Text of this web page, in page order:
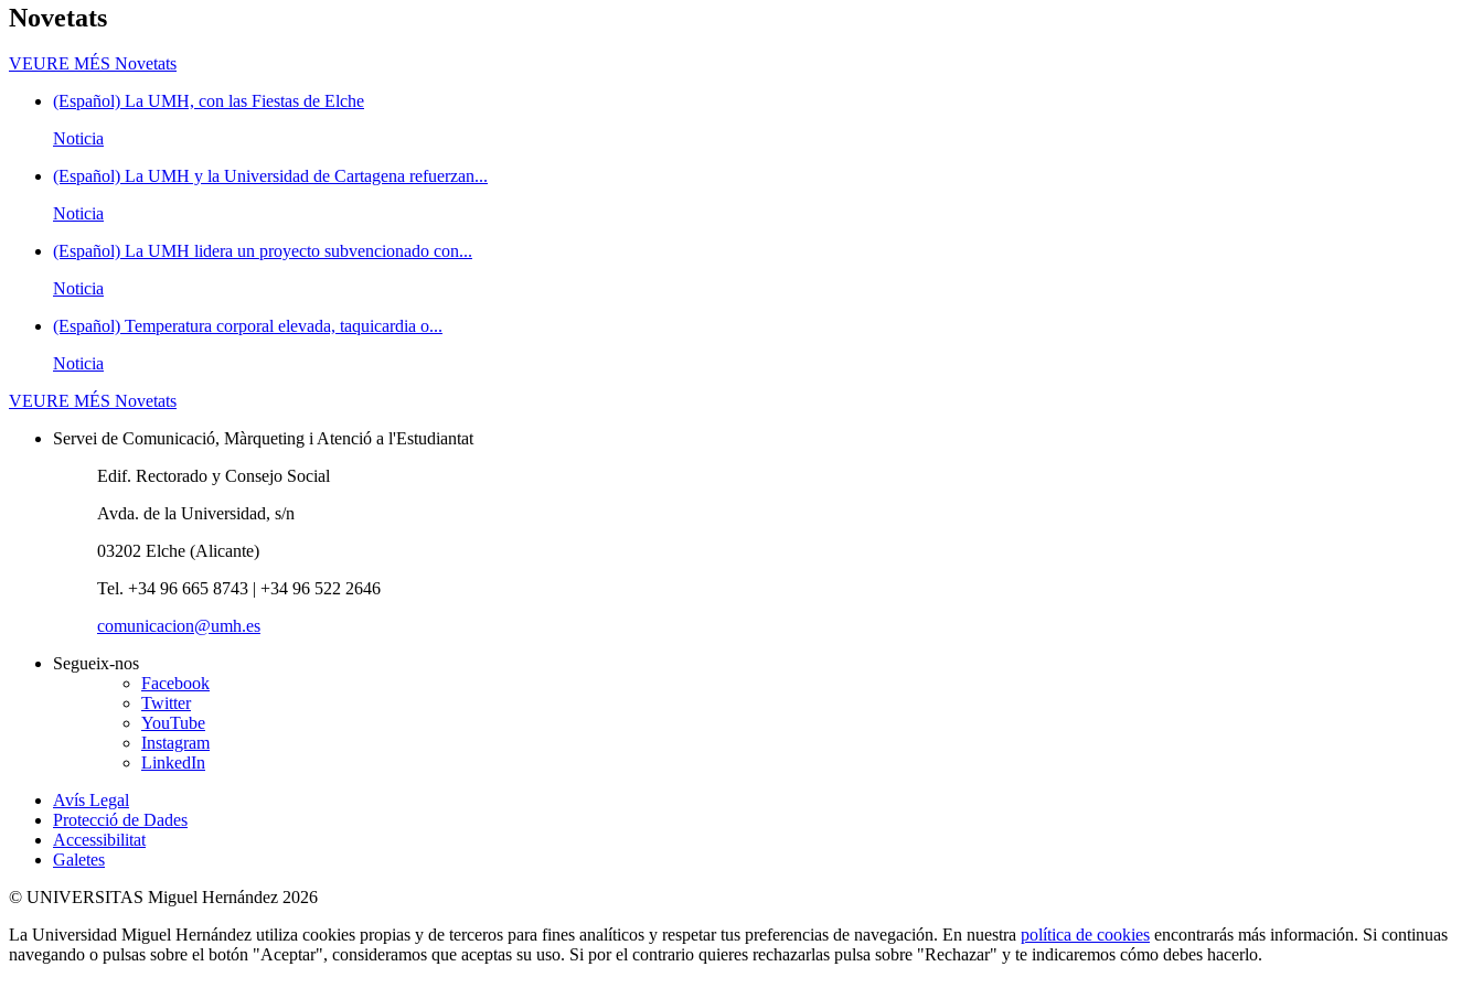
Novetats
VEURE MÉS Novetats
(Español) La UMH, con las Fiestas de Elche
Noticia
(Español) La UMH y la Universidad de Cartagena refuerzan...
Noticia
(Español) La UMH lidera un proyecto subvencionado con...
Noticia
(Español) Temperatura corporal elevada, taquicardia o...
Noticia
VEURE MÉS Novetats
Servei de Comunicació, Màrqueting i Atenció a l'Estudiantat
Edif. Rectorado y Consejo Social
Avda. de la Universidad, s/n
03202 Elche (Alicante)
Tel. +34 96 665 8743 | +34 96 522 2646
comunicacion@umh.es
Segueix-nos
Facebook
Twitter
YouTube
Instagram
LinkedIn
Avís Legal
Protecció de Dades
Accessibilitat
Galetes
© UNIVERSITAS Miguel Hernández 2026
La Universidad Miguel Hernández utiliza cookies propias y de terceros para fines analíticos y respetar tus preferencias de navegación. En nuestra política de cookies encontrarás más información. Si continuas
navegando o pulsas sobre el botón "Aceptar", consideramos que aceptas su uso. Si por el contrario quieres rechazarlas pulsa sobre "Rechazar" y te indicaremos cómo debes hacerlo.